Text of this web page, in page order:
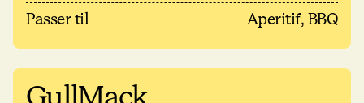
Passer til
Aperitif, BBQ